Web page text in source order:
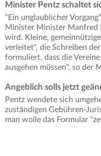
Minister Pentz schaltet
"Ein unglaublicher
Minister Minister Manfred
wird. Kleine,
verleitet", die Schreiben
formuliert, dass die
ausgehen müssen", so der
Angeblich solls jetzt
Pentz wendete sich
zuständigen Gebühren-
man wolle das Formular